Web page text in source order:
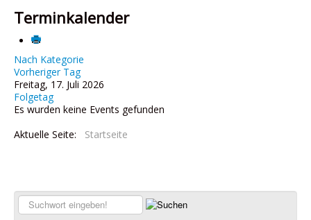
Über uns
Leistungen
Ausbildung
Fachbetriebe
Links
Terminkalender
Nach Kategorie
Vorheriger Tag
Freitag, 17. Juli 2026
Folgetag
Es wurden keine Events gefunden
Aktuelle Seite:
Startseite
Suchen...